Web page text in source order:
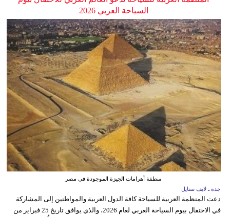
السياحة العربي 2026
منطقة أهرامات الجيزة الموجودة في مصر
جدة ـ لايف ستايل
دعت المنظمة العربية للسياحة كافة الدول العربية والمواطنين إلى المشاركة
في الاحتفال بيوم السياحة العربي لعام 2026، والذي يوافق تاريخ 25 فبراير من